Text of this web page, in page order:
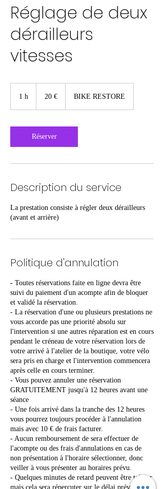
Réglage de deux
dérailleurs
vitesses
1 h 20 € BIKE RESTORE
Réserver
Description du service
La prestation consiste à régler deux dérailleurs
(avant et arrière)
Politique d'annulation
- Toutes réservations faite en ligne devra être
suivi du paiement d'un acompte afin de bloquer
et validé la réservation.
- La réservation d'une ou plusieurs prestations ne
vous accorde pas une priorité absolu sur
l'intervention si une autres réparation est en cours
pendant le créneau de votre réservation lors de
votre arrivé à l'atelier de la boutique, votre vélo
sera pris en charge et l'intervention commencera
après celle en cours terminer.
- Vous pouvez annuler une réservation
GRATUITEMENT jusqu'à 12 heures avant une
séance
- Une fois arrivé dans la tranche des 12 heures
vous pourrez toujours procéder à l'annulation
mais avec 10 € de frais facturer.
- Aucun remboursement de sera effectuer de
l'acompte ou des frais d'annulations en cas de
non présentation à l'horaire sélectionner, donc
veiller à vous présenter au horaires prévu.
- Quelques minutes de retard peuvent être tolérer
mais cela sera répercuter sur le délai prévu de